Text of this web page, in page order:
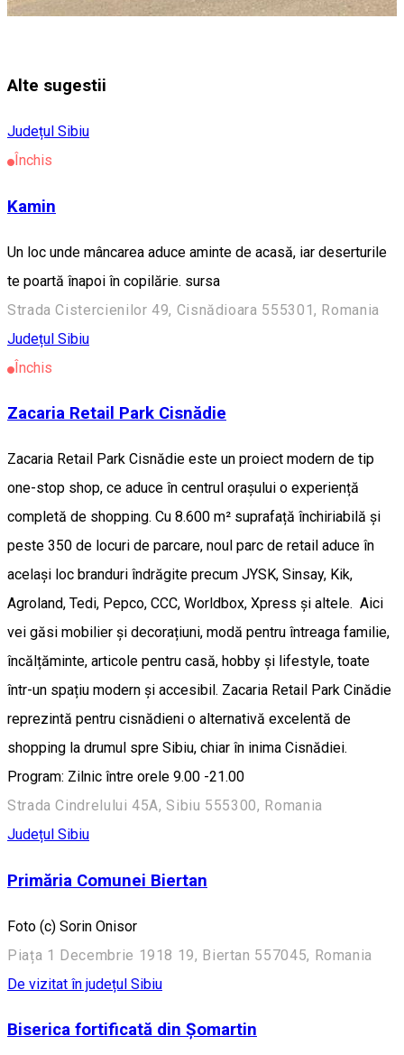
Alte sugestii
Județul Sibiu
Închis
Kamin
Un loc unde mâncarea aduce aminte de acasă, iar deserturile
te poartă înapoi în copilărie. sursa
Strada Cistercienilor 49, Cisnădioara 555301, Romania
Județul Sibiu
Închis
Zacaria Retail Park Cisnădie
Zacaria Retail Park Cisnădie este un proiect modern de tip
one-stop shop, ce aduce în centrul orașului o experiență
completă de shopping. Cu 8.600 m² suprafață închiriabilă și
peste 350 de locuri de parcare, noul parc de retail aduce în
același loc branduri îndrăgite precum JYSK, Sinsay, Kik,
Agroland, Tedi, Pepco, CCC, Worldbox, Xpress și altele. Aici
vei găsi mobilier și decorațiuni, modă pentru întreaga familie,
încălțăminte, articole pentru casă, hobby și lifestyle, toate
într-un spațiu modern și accesibil. Zacaria Retail Park Cinădie
reprezintă pentru cisnădieni o alternativă excelentă de
shopping la drumul spre Sibiu, chiar în inima Cisnădiei.
Program: Zilnic între orele 9.00 -21.00
Strada Cindrelului 45A, Sibiu 555300, Romania
Județul Sibiu
Primăria Comunei Biertan
Foto (c) Sorin Onisor
Piața 1 Decembrie 1918 19, Biertan 557045, Romania
De vizitat în județul Sibiu
Biserica fortificată din Șomartin